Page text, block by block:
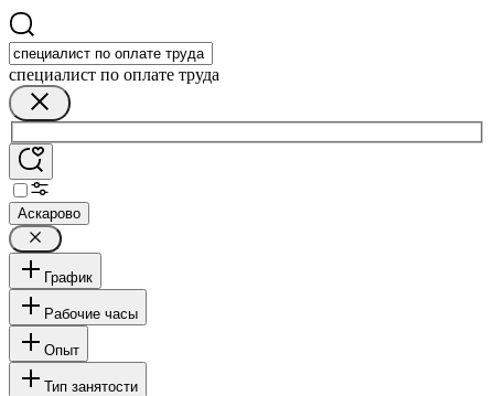
специалист по оплате труда
Аскарово
График
Рабочие часы
Опыт
Тип занятости